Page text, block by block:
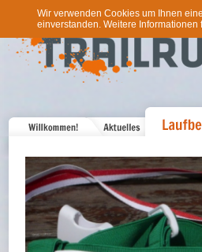
Wir verwenden Cookies um Ihnen
einverstanden. Weitere Informationen